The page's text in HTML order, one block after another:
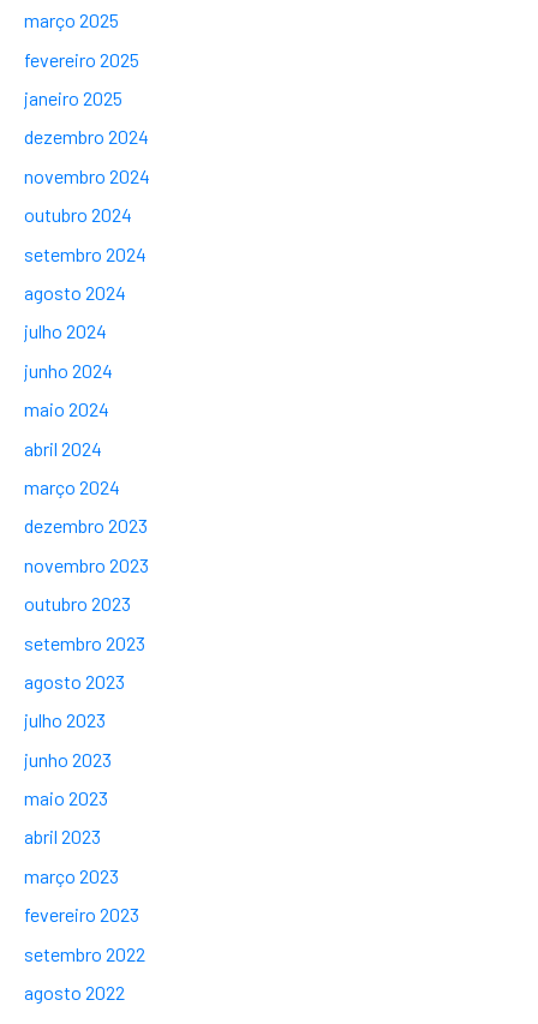
março 2025
fevereiro 2025
janeiro 2025
dezembro 2024
novembro 2024
outubro 2024
setembro 2024
agosto 2024
julho 2024
junho 2024
maio 2024
abril 2024
março 2024
dezembro 2023
novembro 2023
outubro 2023
setembro 2023
agosto 2023
julho 2023
junho 2023
maio 2023
abril 2023
março 2023
fevereiro 2023
setembro 2022
agosto 2022